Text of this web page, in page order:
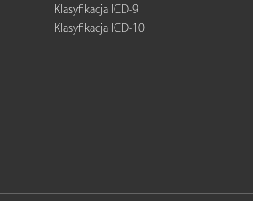
Klasyfikacja ICD-9
Klasyfikacja ICD-10